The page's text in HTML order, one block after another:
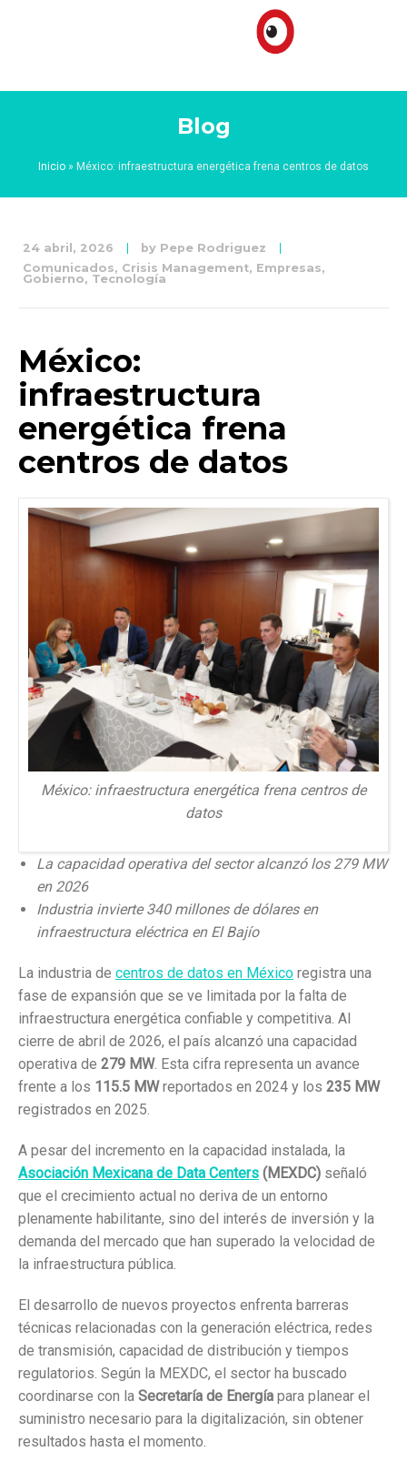
Blog
Inicio » México: infraestructura energética frena centros de datos
24 abril, 2026 by Pepe Rodriguez
Comunicados, Crisis Management, Empresas,
Gobierno, Tecnología
México:
infraestructura
energética frena
centros de datos
México: infraestructura energética frena centros de
datos
La capacidad operativa del sector alcanzó los 279 MW
en 2026
Industria invierte 340 millones de dólares en
infraestructura eléctrica en El Bajío
La industria de centros de datos en México registra una
fase de expansión que se ve limitada por la falta de
infraestructura energética confiable y competitiva Al
cierre de abril de 2026, el país alcanzó una capacidad
operativa de 279 MW. Esta cifra representa un avance
frente a los 115.5 MWreportados en 2024 y los 235 MW
registrados en 2025
A pesar del incremento en la capacidad instalada, la
Asociación Mexicana de Data Centers (MEXDC) señaló
que el crecimiento actual no deriva de un entorno
plenamente habilitante, sino del interés de inversión y la
demanda del mercado que han superado la velocidad de
la infraestructura pública
El desarrollo de nuevos proyectos enfrenta barreras
técnicas relacionadas con la generación eléctrica, redes
de transmisión, capacidad de distribución y tiempos
regulatorios Según la MEXDC, el sector ha buscado
coordinarse con la Secretaría de Energía para planear el
suministro necesario para la digitalización, sin obtener
resultados hasta el momento